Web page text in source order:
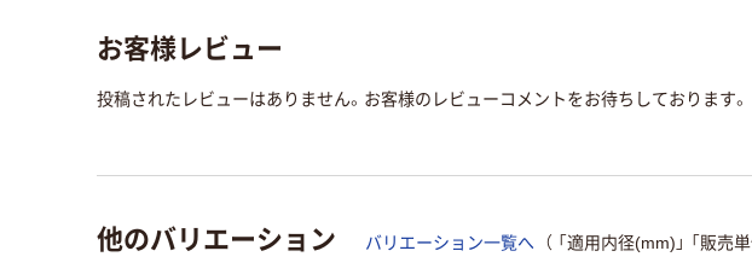
お客様レビュー
投稿されたレビューはありません。お客様のレビューコメントをお待ちしております。
他のバリエーション バリエーション一覧へ （ 「適用内径(mm)」 「販売